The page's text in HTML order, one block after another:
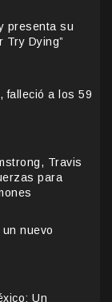
presenta su
Try Dying”
falleció a los 59
Travis
para
nuevo
Un